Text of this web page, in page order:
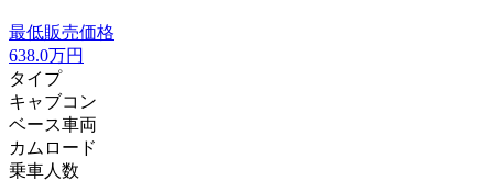
最低販売価格
638.0万円
タイプ
キャブコン
ベース車両
カムロード
乗車人数